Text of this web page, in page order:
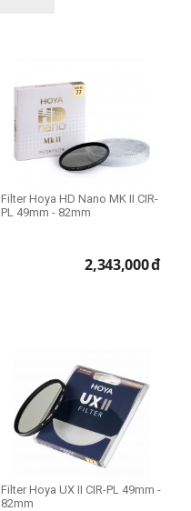
Filter Hoya HD Nano MK II CIR-
PL 49mm - 82mm
2,343,000đ
Filter Hoya UX II CIR-PL 49mm -
82mm